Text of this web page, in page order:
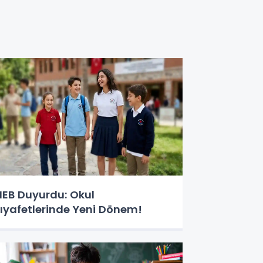
Duyurdu: Okul
Yeni Dönem!